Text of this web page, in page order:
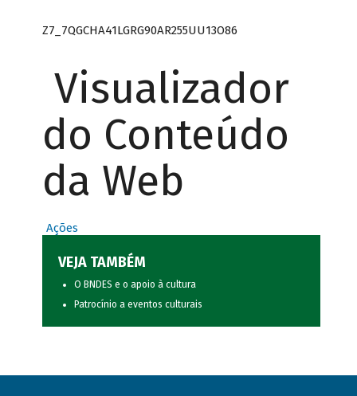
Z7_7QGCHA41LGRG90AR255UU13O86
Visualizador
do Conteúdo
da Web
Ações
VEJA TAMBÉM
O BNDES e o apoio à cultura
Patrocínio a eventos culturais